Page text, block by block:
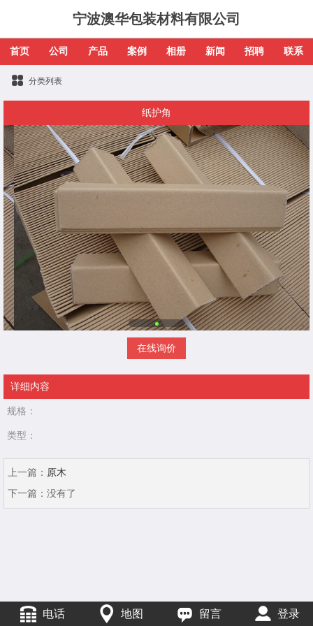
宁波澳华包装材料有限公司
首页 公司 产品 案例 相册 新闻 招聘 联系
分类列表
纸护角
在线询价
详细内容
规格：
类型：
上一篇： 原木
下一篇： 没有了
电话 地图 留言 登录